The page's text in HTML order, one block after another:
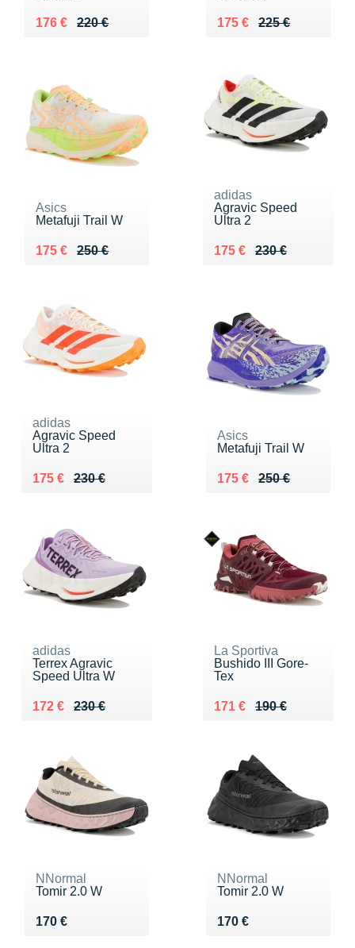
220 €
Au lieu de 220 €
176 €
Vendu 176 € 225 €
Au lieu de 225 €
175 €
Vendu 175 €
Asics
Metafuji Trail W
250 €
Au lieu de 250 €
175 €
Vendu 175 €
adidas
Agravic Speed
Ultra 2
230 €
Au lieu de 230 €
175 €
Vendu 175 €
adidas
Agravic Speed
Ultra 2
230 €
Au lieu de 230 €
175 €
Vendu 175 €
Asics
Metafuji Trail W
250 €
Au lieu de 250 €
175 €
Vendu 175 €
adidas
Terrex Agravic
Speed Ultra W
230 €
Au lieu de 230 €
172 €
Vendu 172 €
La Sportiva
Bushido III Gore-
Tex
190 €
Au lieu de 190 €
171 €
Vendu 171 €
NNormal
Tomir 2.0 W
170 €
Vendu 170 €
NNormal
Tomir 2.0 W
170 €
Vendu 170 €